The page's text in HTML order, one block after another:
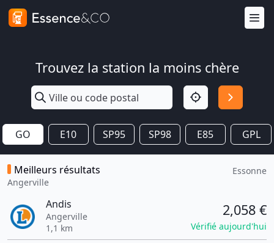
Trouvez la station la moins chère
GO E10 SP95 SP98 E85 GPL
Meilleurs résultats
Angerville
Essonne
Andis
Angerville
1,1 km
2,058 €
Vérifié aujourd'hui